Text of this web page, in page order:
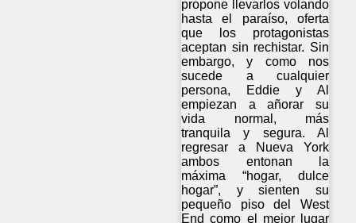
propone llevarlos volando
hasta el paraíso, oferta
que los protagonistas
aceptan sin rechistar. Sin
embargo, y como nos
sucede a cualquier
persona, Eddie y Al
empiezan a añorar su
vida normal, más
tranquila y segura. Al
regresar a Nueva York
ambos entonan la
máxima “hogar, dulce
hogar”, y sienten su
pequeño piso del West
End como el mejor lugar